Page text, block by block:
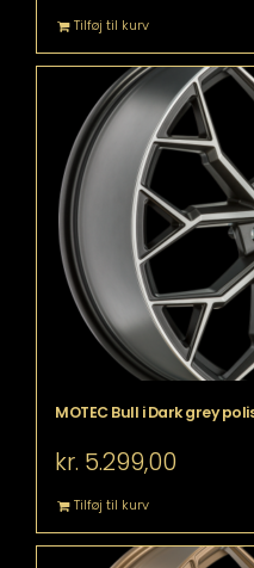
Tilføj til kurv
MOTEC Bull i Dark grey
kr. 5.299,00
Tilføj til kurv